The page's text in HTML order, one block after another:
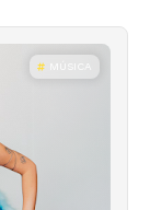
MÚSICA